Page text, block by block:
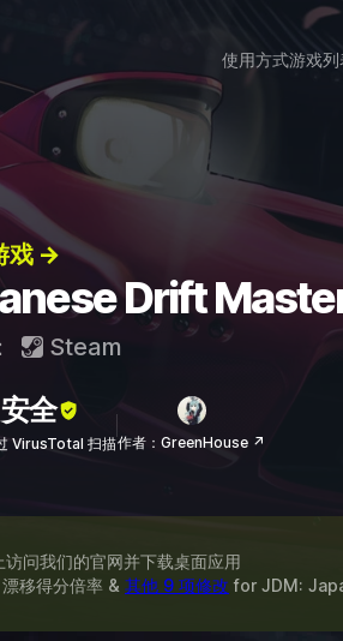
使用方式游戏列
戏 →
Drift
Steam
安全
VirusTotal 扫描作者：GreenHouse ↗
问我们的官网并下载桌面应用
移得分倍率 & 其他 9 项修改 for JDM: